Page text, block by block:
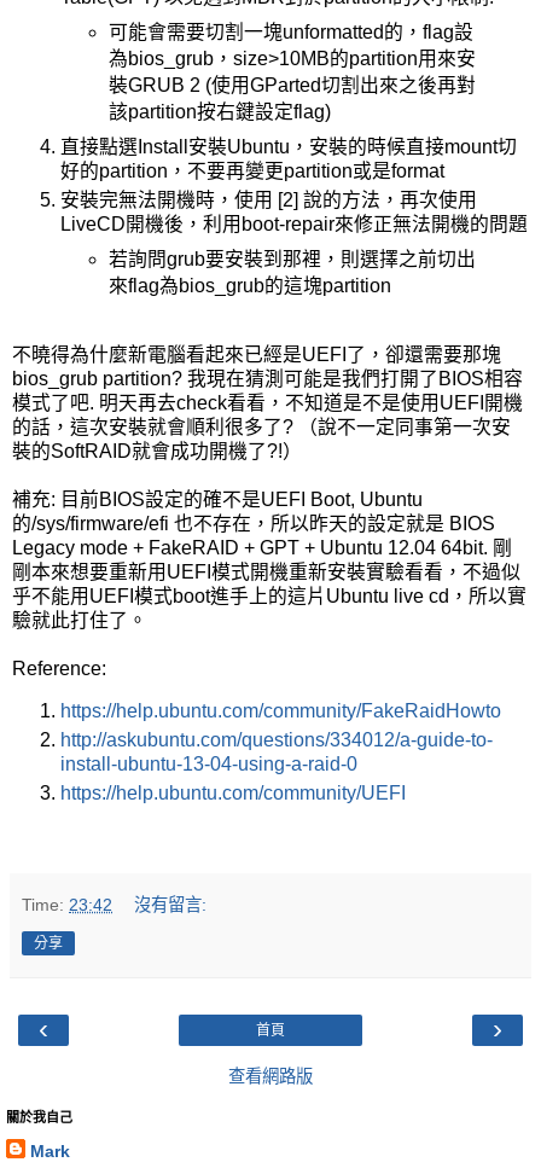
可能會需要切割一塊unformatted的，flag設
為bios_grub，size>10MB的partition用來安
裝GRUB 2 (使用GParted切割出來之後再對
該partition按右鍵設定flag)
直接點選Install安裝Ubuntu，安裝的時候直接mount切
好的partition，不要再變更partition或是format
安裝完無法開機時，使用 [2] 說的方法，再次使用
LiveCD開機後，利用boot-repair來修正無法開機的問題
若詢問grub要安裝到那裡，則選擇之前切出
來flag為bios_grub的這塊partition
不曉得為什麼新電腦看起來已經是UEFI了，卻還需要那塊
bios_grub partition? 我現在猜測可能是我們打開了BIOS相容
模式了吧. 明天再去check看看，不知道是不是使用UEFI開機
的話，這次安裝就會順利很多了? （說不一定同事第一次安
裝的SoftRAID就會成功開機了?!）
補充: 目前BIOS設定的確不是UEFI Boot, Ubuntu
的/sys/firmware/efi 也不存在，所以昨天的設定就是 BIOS
Legacy mode + FakeRAID + GPT + Ubuntu 12.04 64bit. 剛
剛本來想要重新用UEFI模式開機重新安裝實驗看看，不過似
乎不能用UEFI模式boot進手上的這片Ubuntu live cd，所以實
驗就此打住了。
Reference:
https://help.ubuntu.com/community/FakeRaidHowto
http://askubuntu.com/questions/334012/a-guide-to-
install-ubuntu-13-04-using-a-raid-0
https://help.ubuntu.com/community/UEFI
Time: 23:42 沒有留言:
分享
‹ ›
首頁
查看網路版
關於我自己
Mark